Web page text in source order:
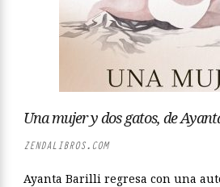
Una mujer y dos gatos, de
ZENDALIBROS.COM
Ayanta Barilli regresa con una